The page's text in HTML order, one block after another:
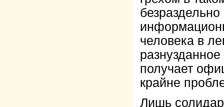
человека в
получает
крайне
Лишь